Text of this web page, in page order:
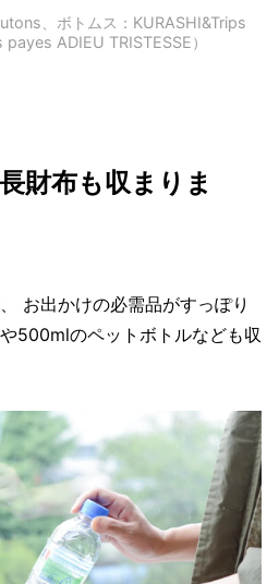
、ボトムス：KURASHI&Trips
ADIEU TRISTESSE）
財布も収まりま
お出かけの必需品がすっぽり
500mlのペットボトルなども収